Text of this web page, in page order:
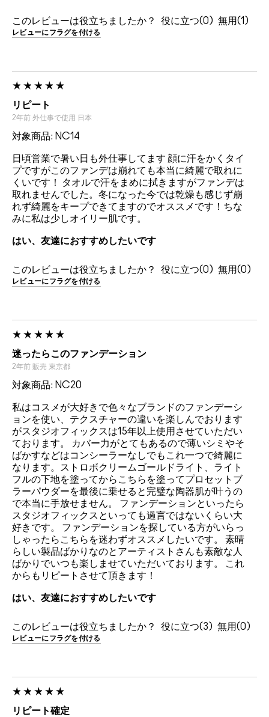
このレビューは役立ちましたか？ 0 1
レビューにフラグを付ける
リピート
2年前 外仕事で使用 日本
対象商品: NC14
日頃営業で暑い日も外仕事してます 顔に汗をかくタイ
プですがこのファンデは崩れても本当に綺麗で取れに
くいです！ タオルで汗をまめに拭きますがファンデは
取れませんでした。冬になった今では乾燥も感じず崩
れず綺麗をキープできてますのでオススメです！ちな
みに私は少しオイリー肌です。
はい、友達におすすめしたいです
このレビューは役立ちましたか？ 0 0
レビューにフラグを付ける
迷ったらこのファンデーション
2年前 販売 東京都
対象商品: NC20
私はコスメが大好きで色々なブランドのファンデーシ
ョンを使い、テクスチャーの違いを楽しんでおります
がスタジオフィックスは15年以上使用させていただい
ております。 カバー力がとてもあるので薄いシミやそ
ばかすなどはコンシーラーなしでもこれ一つで綺麗に
なります。ストロボクリームゴールドライト、ライト
フルの下地を塗ってからこちらを塗ってプロセットブ
ラーパウダーを最後に乗せると完璧な陶器肌が叶うの
で本当に手放せません。 ファンデーションといったら
スタジオフィックスといっても過言ではないくらい大
好きです。 ファンデーションを探している方がいらっ
しゃったらこちらを迷わずオススメしたいです。 素晴
らしい製品ばかりなのとアーティストさんも素敵な人
ばかりでいつも楽しませていただいております。 これ
からもリピートさせて頂きます！
はい、友達におすすめしたいです
このレビューは役立ちましたか？ 3 0
レビューにフラグを付ける
リピート確定